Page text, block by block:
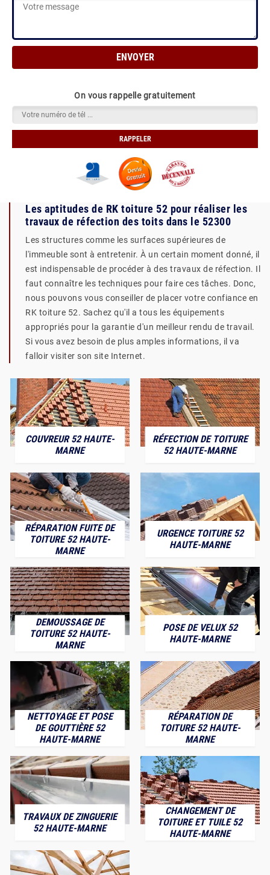
On vous rappelle gratuitement
Les aptitudes de RK toiture 52 pour réaliser les
travaux de réfection des toits dans le 52300
Les structures comme les surfaces supérieures de
l'immeuble sont à entretenir. À un certain moment donné, il
est indispensable de procéder à des travaux de réfection. Il
faut connaître les techniques pour faire ces tâches. Donc,
nous pouvons vous conseiller de placer votre confiance en
RK toiture 52. Sachez qu'il a tous les équipements
appropriés pour la garantie d'un meilleur rendu de travail.
Si vous avez besoin de plus amples informations, il va
falloir visiter son site Internet.
COUVREUR 52 HAUTE-
MARNE
RÉFECTION DE TOITURE
52 HAUTE-MARNE
RÉPARATION FUITE DE
TOITURE 52 HAUTE-
MARNE
URGENCE TOITURE 52
HAUTE-MARNE
DEMOUSSAGE DE
TOITURE 52 HAUTE-
MARNE
POSE DE VELUX 52
HAUTE-MARNE
NETTOYAGE ET POSE
DE GOUTTIÈRE 52
HAUTE-MARNE
RÉPARATION DE
TOITURE 52 HAUTE-
MARNE
TRAVAUX DE ZINGUERIE
52 HAUTE-MARNE
CHANGEMENT DE
TOITURE ET TUILE 52
HAUTE-MARNE